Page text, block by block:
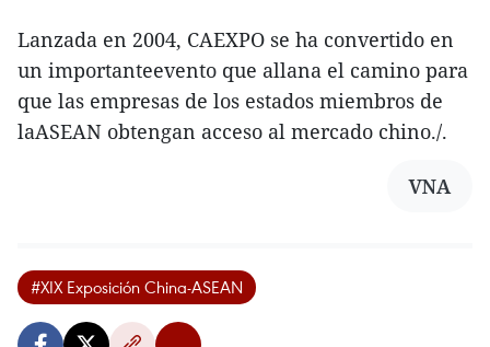
Lanzada en 2004, CAEXPO se ha convertido en
un importanteevento que allana el camino para
que las empresas de los estados miembros de
laASEAN obtengan acceso al mercado chino./.
VNA
#XIX Exposición China-ASEAN